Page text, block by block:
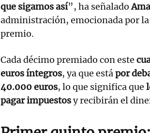
que sigamos así”, ha señalado
administración, emocionada por
premio.
Cada décimo premiado con este
euros íntegros, ya que estápor
40.000 euros, lo que significa que
pagar impuestosy recibirán el